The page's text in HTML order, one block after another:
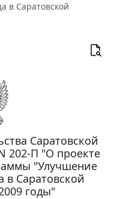
в Саратовской
Саратовской
202-П "О проекте
"Улучшение
в Саратовской
годы"